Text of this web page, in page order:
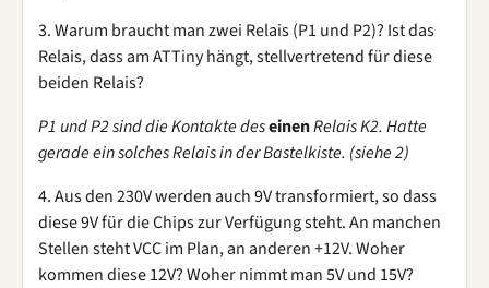
3. Warum braucht man zwei Relais (P1 und P2)? Ist das
Relais, dass am ATTiny hängt, stellvertretend für diese
beiden Relais?
P1 und P2 sind die Kontakte deseinenRelais K2. Hatte
gerade ein solches Relais in der Bastelkiste. (siehe 2)
4. Aus den 230V werden auch 9V transformiert, so dass
diese 9V für die Chips zur Verfügung steht. An manchen
Stellen steht VCC im Plan, an anderen +12V. Woher
kommen diese 12V? Woher nimmt man 5V und 15V?